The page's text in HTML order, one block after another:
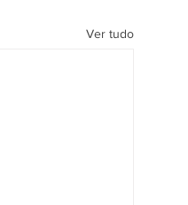
Ver tudo